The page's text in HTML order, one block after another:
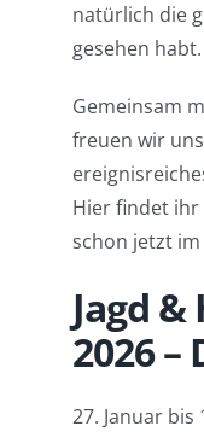
natürlich die
gesehen habt.
Gemeinsam
freuen wir
Hier findet ihr
schon jetzt
Jagd
2026
27. Januar bis